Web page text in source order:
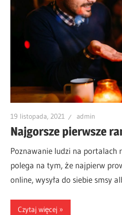
19 listopada, 2021 admin
Najgorsze pierwsze
Poznawanie ludzi na portalach
polega na tym, że najpierw
online, wysyła do siebie smsy
Czytaj więcej